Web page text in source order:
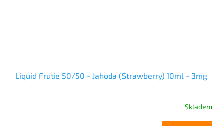
Liquid Frutie 50/50 - Jahoda (Strawberry) 10ml - 3mg
Skladem